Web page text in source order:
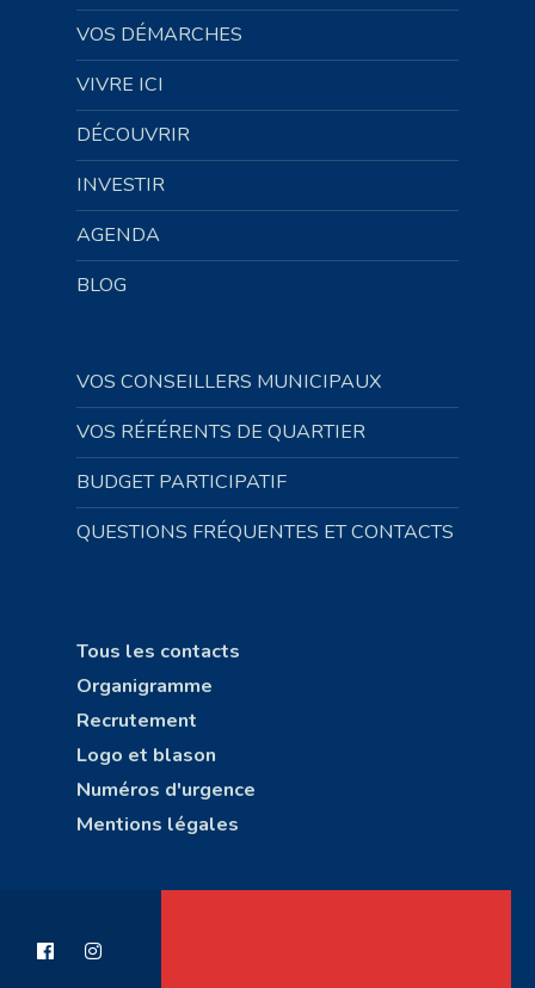
VOS DÉMARCHES
VIVRE ICI
DÉCOUVRIR
INVESTIR
AGENDA
BLOG
VOS CONSEILLERS MUNICIPAUX
VOS RÉFÉRENTS DE QUARTIER
BUDGET PARTICIPATIF
QUESTIONS FRÉQUENTES ET CONTACTS
Tous les contacts
Organigramme
Recrutement
Logo et blason
Numéros d'urgence
Mentions légales